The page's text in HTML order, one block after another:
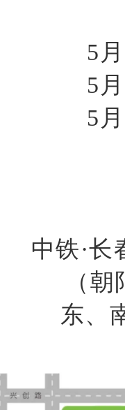
5
5
5
中铁·
（
东、